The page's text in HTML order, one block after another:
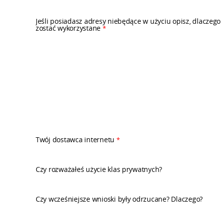
Jeśli posiadasz adresy niebędące w użyciu opisz,
zostać wykorzystane *
Twój dostawca internetu *
Czy rozważałeś użycie klas prywatnych?
Czy wcześniejsze wnioski były odrzucane? Dlaczego?